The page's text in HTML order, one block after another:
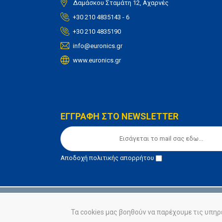
Δαμάσκου Σταμάτη 12, Αχαρνές
+30 210 4835143 - 6
+30 210 4835190
info@euronics.gr
www.euronics.gr
ΕΓΓΡΑΦΗ ΣΤΟ NEWSLETTER
Αποδοχήπολιτικής απορρήτου
Τα cookies μας βοηθούν να παρέχουμε τις